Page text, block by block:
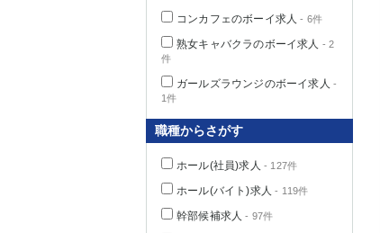
コンカフェのボーイ求人 - 6件
熟女キャバクラのボーイ求人 - 2
件
ガールズラウンジのボーイ求人 -
1件
職種からさがす
ホール(社員)求人 - 127件
ホール(バイト)求人 - 119件
幹部候補求人 - 97件
茨城県